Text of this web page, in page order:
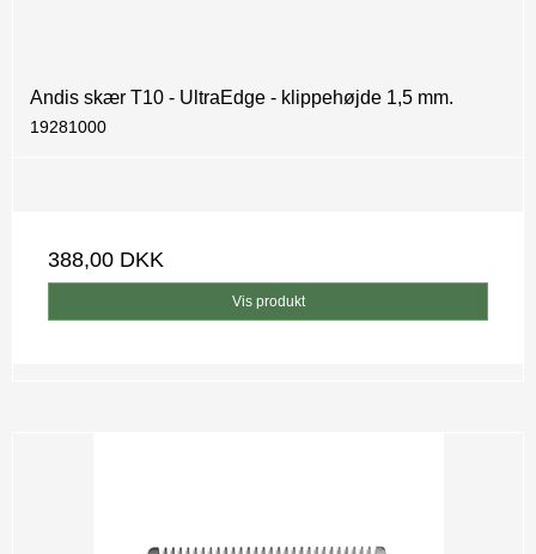
Andis skær T10 - UltraEdge - klippehøjde 1,5 mm.
19281000
388,00 DKK
Vis produkt